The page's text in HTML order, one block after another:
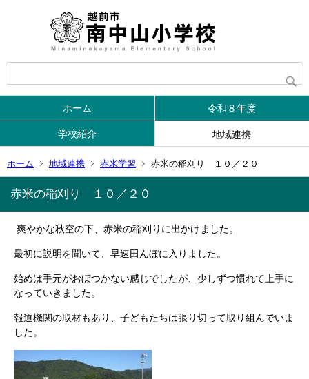
ホーム 令和８年度
学校紹介 地域連携
ホーム 地域連携 赤米学習 赤米の稲刈り １０／２０
赤米の稲刈り １０／２０
爽やかな秋空の下、赤米の稲刈りに出かけました。
最初に説明を聞いて、早速田んぼに入りました。
始めは手元がおぼつかない感じでしたが、少しずつ慣れて上手に
なっていきました。
報道機関の取材もあり、子どもたちは張り切って取り組んでいま
した。